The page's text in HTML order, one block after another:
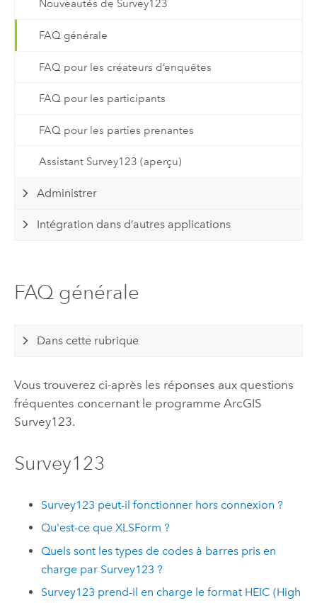
Nouveautés de Survey123
FAQ générale
FAQ pour les créateurs d’enquêtes
FAQ pour les participants
FAQ pour les parties prenantes
Assistant Survey123 (aperçu)
Administrer
Intégration dans d’autres applications
FAQ générale
Dans cette rubrique
Vous trouverez ci-après les réponses aux questions
fréquentes concernant le programme ArcGIS
Survey123.
Survey123
Survey123 peut-il fonctionner hors connexion ?
Qu'est-ce que XLSForm ?
Quels sont les types de codes à barres pris en
charge par Survey123 ?
Survey123 prend-il en charge le format HEIC (High